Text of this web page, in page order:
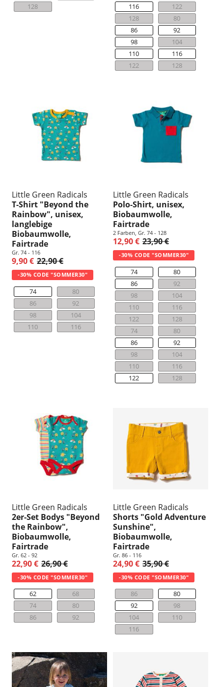
128
116
122
128
80
86
92
98
104
110
116
122
128
Little Green Radicals
T-Shirt "Beyond the
Rainbow", unisex,
langlebige
Biobaumwolle,
Fairtrade
Gr. 74 - 116
9,90 € 22,90 €
-30% CODE "SOMMER30"
74
80
86
92
98
104
110
116
Little Green Radicals
Polo-Shirt, unisex,
Biobaumwolle,
Fairtrade
2 Farben, Gr. 74 - 128
12,90 € 23,90 €
-30% CODE "SOMMER30"
74
80
86
92
98
104
110
116
122
128
74
80
86
92
98
104
110
116
122
128
Little Green Radicals
2er-Set Bodys "Beyond
the Rainbow",
Biobaumwolle,
Fairtrade
Gr. 62 - 92
22,90 € 26,90 €
-30% CODE "SOMMER30"
62
68
74
80
86
92
Little Green Radicals
Shorts "Gold Adventure
Sunshine",
Biobaumwolle,
Fairtrade
Gr. 86 - 116
24,90 € 35,90 €
-30% CODE "SOMMER30"
86
80
92
98
104
110
116